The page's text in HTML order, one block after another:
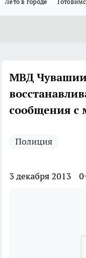
МВД
сообщения с
Полиция
3 декабря 2013